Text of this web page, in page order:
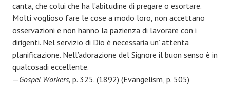
canta, che colui che ha l’abitudine di pregare o esortare.
Molti voglioso fare le cose a modo loro, non accettano
osservazioni e non hanno la pazienza di lavorare con i
dirigenti. Nel servizio di Dio è necessaria un’ attenta
planificazione. Nell’adorazione del Signore il buon senso è in
qualcosadi eccellente.
—Gospel Workers, p. 325. (1892) (Evangelism, p. 505)